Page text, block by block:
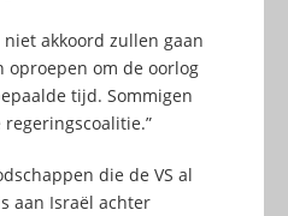
akkoord zullen gaan
om de oorlog
tijd. Sommigen
die de VS al
aan Israël achter